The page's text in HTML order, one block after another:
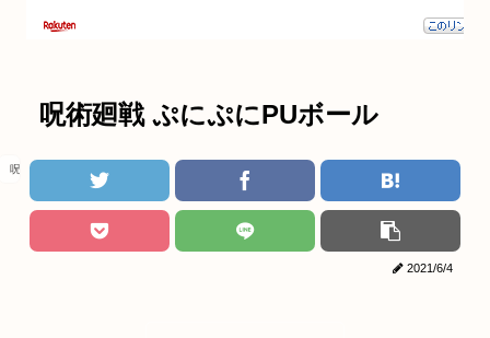
呪術廻戦 ぷにぷにPUボール
呪術廻戦
2021/6/4